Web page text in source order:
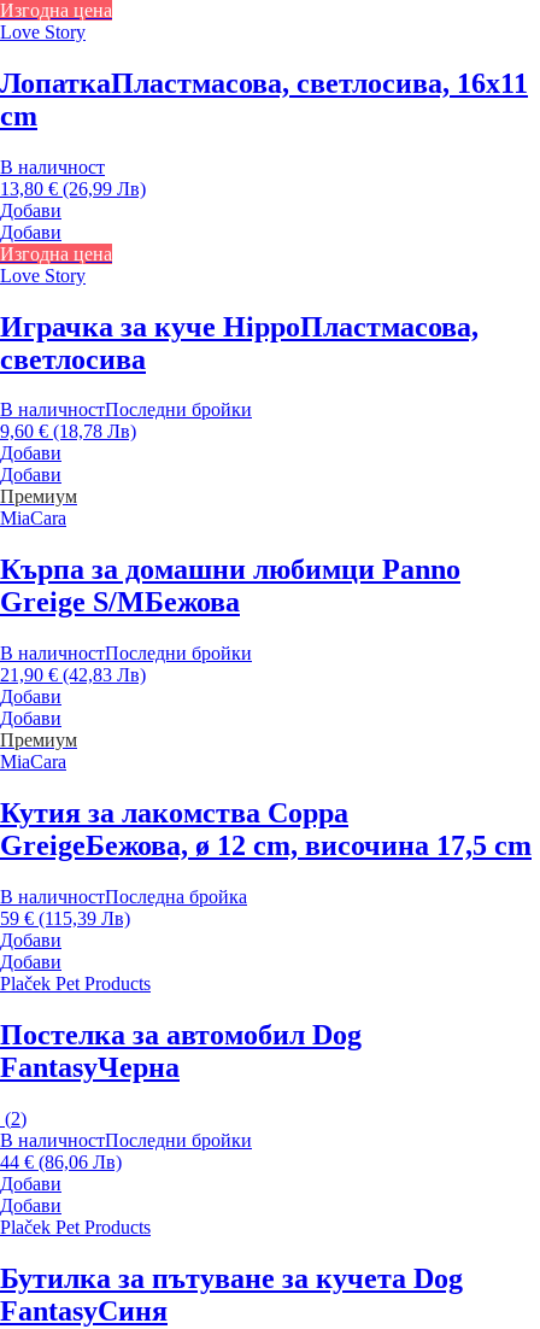
Изгодна цена
Love Story
ЛопаткаПластмасова, светлосива, 16x11
cm
В наличност
13,80 € (26,99 Лв)
Добави
Добави
Изгодна цена
Love Story
Играчка за куче HippoПластмасова,
светлосива
В наличностПоследни бройки
9,60 € (18,78 Лв)
Добави
Добави
Премиум
MiaCara
Кърпа за домашни любимци Panno
Greige S/MБежова
В наличностПоследни бройки
21,90 € (42,83 Лв)
Добави
Добави
Премиум
MiaCara
Кутия за лакомства Coppa
GreigeБежова, ø 12 cm, височина 17,5 cm
В наличностПоследна бройка
59 € (115,39 Лв)
Добави
Добави
Plaček Pet Products
Постелка за автомобил Dog
FantasyЧерна
(2)
В наличностПоследни бройки
44 € (86,06 Лв)
Добави
Добави
Plaček Pet Products
Бутилка за пътуване за кучета Dog
FantasyСиня